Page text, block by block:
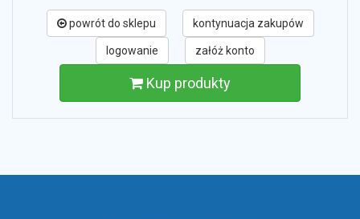
powrót do sklepu kontynuacja zakupów
logowanie załóż konto
Kup produkty